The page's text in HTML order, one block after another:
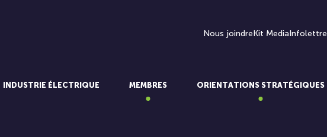
Nous joindreKit MediaInfolettre
INDUSTRIE ÉLECTRIQUE MEMBRES ORIENTATIONS STRATÉGIQUES